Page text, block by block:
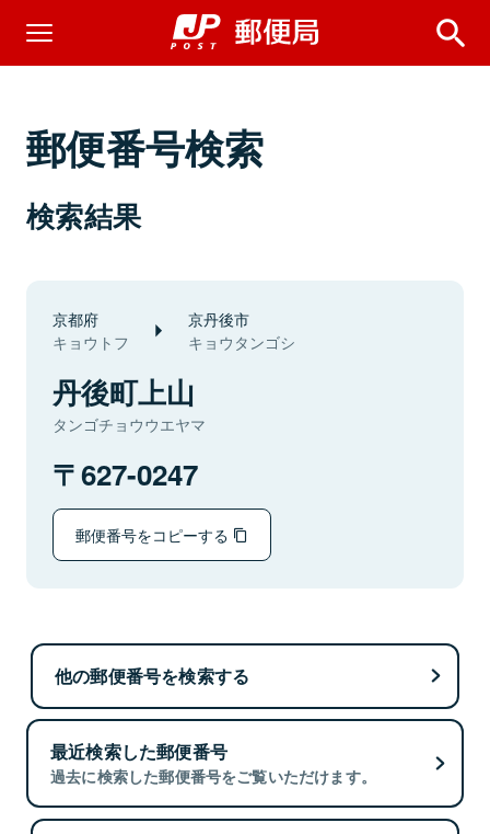
郵便番号検索
検索結果
京都府
キョウトフ
京丹後市
キョウタンゴシ
丹後町上山
タンゴチョウウエヤマ
627-0247
郵便番号をコピーする
他の郵便番号を検索する
最近検索した郵便番号
過去に検索した郵便番号をご覧いただけます。